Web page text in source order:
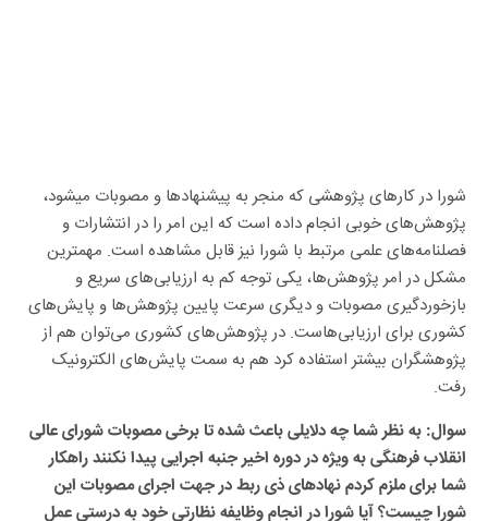
پژوهش‌های خوبی انجام داده است که این امر را در انتشارات و
فصلنامه‌های علمی مرتبط با شورا نیز قابل مشاهده است. مهمترین
مشکل در امر پژوهش‌ها، یکی توجه کم به ارزیابی‌های سریع و
بازخوردگیری مصوبات و دیگری سرعت پایین پژوهش‌ها و پایش‌های
کشوری برای ارزیابی‌هاست. در پژوهش‌های کشوری می‌توان هم از
پژوهشگران بیشتر استفاده کرد هم به سمت پایش‌های الکترونیک
رفت.
سوال: به نظر شما چه دلایلی باعث شده تا برخی مصوبات شورای عالی
انقلاب فرهنگی به ویژه در دوره اخیر جنبه اجرایی پیدا نکنند راهکار
شما برای ملزم کردم نهاد‌های ذی ربط در جهت اجرای مصوبات این
شورا چیست؟ آیا شورا در انجام وظایفه نظارتی خود به درستی عمل
کرده است؟